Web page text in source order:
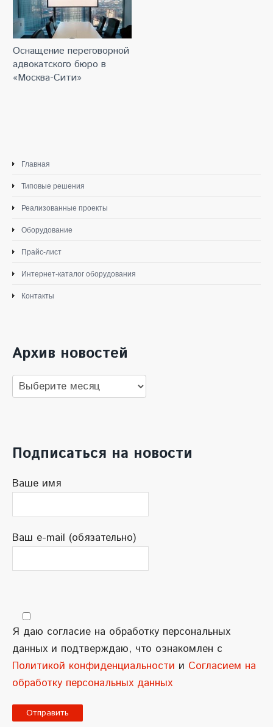
Оснащение переговорной
адвокатского бюро в
«Москва-Сити»
Главная
Типовые решения
Реализованные проекты
Оборудование
Прайс-лист
Интернет-каталог оборудования
Контакты
Архив новостей
Архив
новостей
Подписаться на новости
Ваше имя
Ваш e-mail (обязательно)
Я даю согласие на обработку персональных
данных и подтверждаю, что ознакомлен с
Политикой конфиденциальности и Согласием на
обработку персональных данных